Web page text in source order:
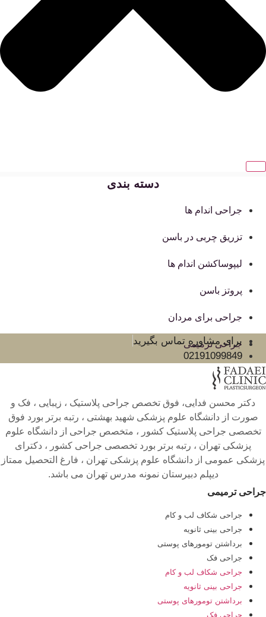
دسته بندی
جراحی اندام ها
تزریق چربی در باسن
لیپوساکشن اندام ها
پروتز باسن
جراحی برای مردان
جراحی ترمیمی
برای مشاوره تماس بگیرید
02191099849
دکتر محسن فدایی، فوق تخصص جراحی پلاستیک ، زیبایی ، فک و
صورت از دانشگاه علوم پزشکی شهید بهشتی ، رتبه برتر بورد فوق
تخصصی جراحی پلاستیک کشور ، متخصص جراحی از دانشگاه علوم
پزشکی تهران ، رتبه برتر بورد تخصصی جراحی کشور ، دکترای
پزشکی عمومی از دانشگاه علوم پزشکی تهران ، فارغ التحصیل ممتاز
دیپلم دبیرستان نمونه مدرس تهران می باشد.
جراحی ترمیمی
جراحی شکاف لب و کام
جراحی بینی ثانویه
برداشتن تومورهای پوستی
جراحی فک
جراحی شکاف لب و کام
جراحی بینی ثانویه
برداشتن تومورهای پوستی
جراحی فک